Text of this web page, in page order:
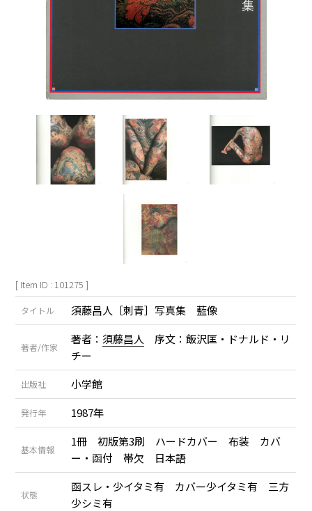
[ Item ID : 101275 ]
タイトル 須藤昌人［刺青］写真集 藍像
著者/作家
著者：須藤昌人
序文：飯沢匡・ドナルド・リ
チー
出版社 小学館
発行年 1987年
基本情報
1冊 初版第3刷 ハードカバー 布装 カバ
ー・函付 帯欠 日本語
状態
函スレ・少イタミ有 カバー少イタミ有 三方
少シミ有